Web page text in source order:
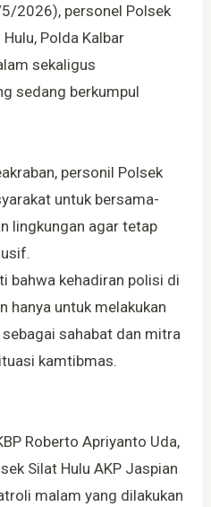
2026), personel Polsek
Polda Kalbar
sekaligus
sedang berkumpul
personil Polsek
untuk bersama-
lingkungan agar tetap
bahwa kehadiran polisi di
hanya untuk melakukan
sahabat dan mitra
kamtibmas.
Roberto Apriyanto Uda,
Silat Hulu AKP Jaspian
malam yang dilakukan